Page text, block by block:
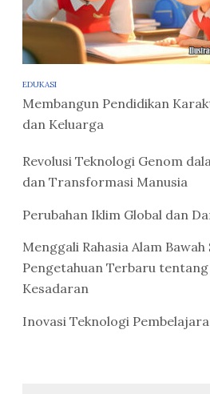
EDUKASI
Membangun Pendidikan
dan Keluarga
Revolusi Teknologi Genom
dan Transformasi Manusia
Perubahan Iklim Global dan
Menggali Rahasia Alam
Pengetahuan Terbaru
Kesadaran
Inovasi Teknologi